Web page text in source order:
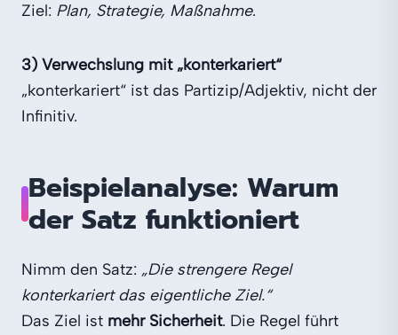
Ziel: Plan, Strategie, Maßnahme.
3) Verwechslung mit „konterkariert“
„konterkariert“ ist das Partizip/Adjektiv, nicht der
Infinitiv.
Beispielanalyse: Warum
der Satz funktioniert
Nimm den Satz: „Die strengere Regel
konterkariert das eigentliche Ziel.“
Das Ziel ist mehr Sicherheit. Die Regel führt